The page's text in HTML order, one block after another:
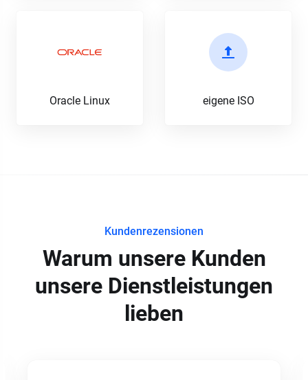
Oracle Linux eigene ISO
Kundenrezensionen
Warum unsere Kunden
unsere Dienstleistungen
lieben